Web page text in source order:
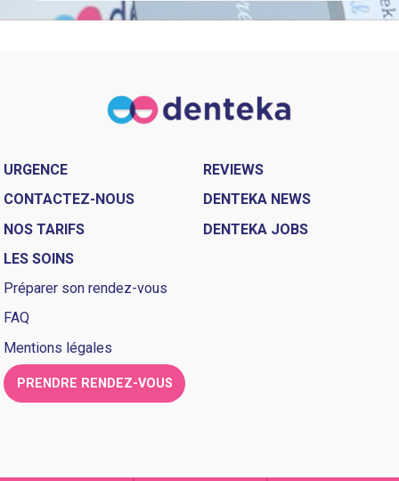
URGENCE
CONTACTEZ-NOUS
NOS TARIFS
LES SOINS
REVIEWS
DENTEKA NEWS
DENTEKA JOBS
Préparer son rendez-vous
FAQ
Mentions légales
PRENDRE RENDEZ-VOUS